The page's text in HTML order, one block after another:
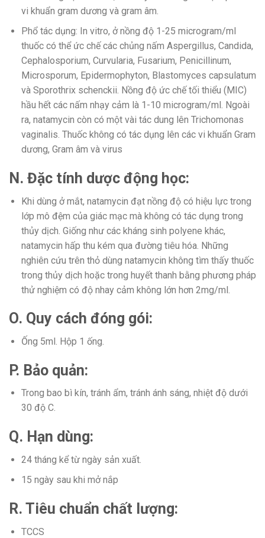
vi khuẩn gram dương và gram âm.
Phổ tác dụng: In vitro, ở nồng độ 1-25 microgram/ml
thuốc có thể ức chế các chủng nấm Aspergillus, Candida,
Cephalosporium, Curvularia, Fusarium, Penicillinum,
Microsporum, Epidermophyton, Blastomyces capsulatum
và Sporothrix schenckii. Nồng độ ức chế tối thiểu (MIC)
hầu hết các nấm nhạy cảm là 1-10 microgram/ml. Ngoài
ra, natamycin còn có một vài tác dung lên Trichomonas
vaginalis. Thuốc không có tác dụng lên các vi khuẩn Gram
dương, Gram âm và virus
N. Đặc tính dược động học:
Khi dùng ở mắt, natamycin đạt nồng độ có hiệu lực trong
lớp mô đệm của giác mạc mà không có tác dụng trong
thủy dịch. Giống như các kháng sinh polyene khác,
natamycin hấp thu kém qua đường tiêu hóa. Những
nghiên cứu trên thỏ dùng natamycin không tìm thấy thuốc
trong thủy dịch hoặc trong huyết thanh bằng phương pháp
thử nghiệm có độ nhay cảm không lớn hơn 2mg/ml.
O. Quy cách đóng gói:
Ống 5ml. Hộp 1 ống.
P. Bảo quản:
Trong bao bì kín, tránh ẩm, tránh ánh sáng, nhiệt độ dưới
30 độ C.
Q. Hạn dùng:
24 tháng kể từ ngày sản xuất.
15 ngày sau khi mở nắp
R. Tiêu chuẩn chất lượng:
TCCS